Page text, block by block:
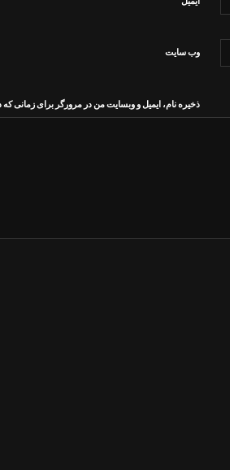
وب‌ سایت
ذخیره نام، ایمیل و وبسایت من در مرورگر برای زمانی